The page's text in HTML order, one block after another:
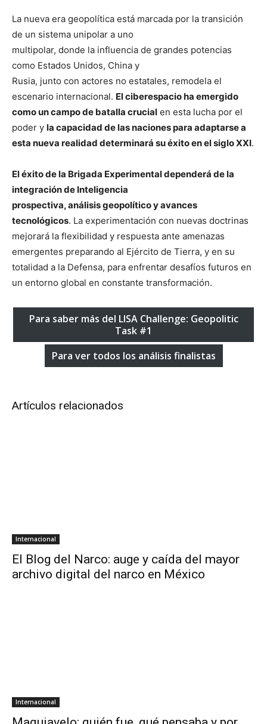
La nueva era geopolítica está marcada por la transición
de un sistema unipolar a uno
multipolar, donde la influencia de grandes potencias
como Estados Unidos, China y
Rusia, junto con actores no estatales, remodela el
escenario internacional. El ciberespacio ha emergido
como un campo de batalla crucial en esta lucha por el
poder y la capacidad de las naciones para adaptarse a
esta nueva realidad determinará su éxito en el siglo XXI.
El éxito de la Brigada Experimental dependerá de la
integración de Inteligencia
prospectiva, análisis geopolítico y avances
tecnológicos. La experimentación con nuevas doctrinas
mejorará la flexibilidad y respuesta ante amenazas
emergentes preparando al Ejército de Tierra, y en su
totalidad a la Defensa, para enfrentar desafíos futuros en
un entorno global en constante transformación.
Para saber más del LISA Challenge: Geopolitic
Task #1
Para ver todos los análisis finalistas
Artículos relacionados
Internacional
El Blog del Narco: auge y caída del mayor
archivo digital del narco en México
Internacional